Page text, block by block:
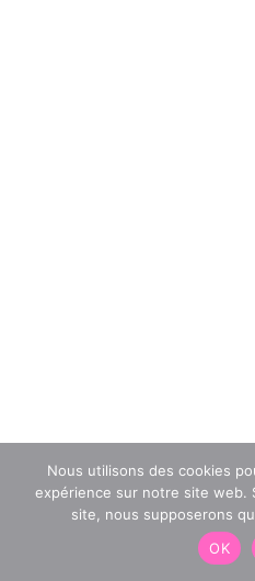
Nous utilisons des cookies
expérience sur notre site web.
site, nous supposerons
OK